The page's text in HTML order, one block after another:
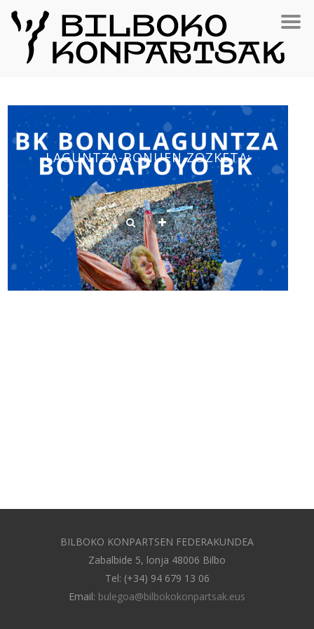
LAGUNTZA-BONUEN ZOZKETA:
BILBOKO KONPARTSEN FEDERAKUNDEA
Zabalbide 5, lonja 48006 Bilbo
Tel: (+34) 94 679 13 06
Email: bulegoa@bilbokokonpartsak.eus